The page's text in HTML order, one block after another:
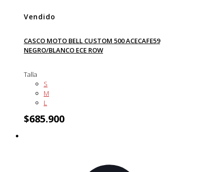
Vendido
CASCO MOTO BELL CUSTOM 500 ACECAFE59
NEGRO/BLANCO ECE ROW
Talla
S
M
L
$685.900